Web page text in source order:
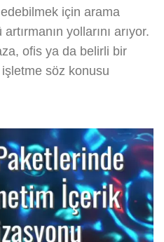
için arama
yollarını arıyor.
ofis ya da belirli bir
söz konusu